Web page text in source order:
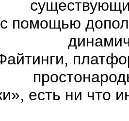
с помощью
есть ни что